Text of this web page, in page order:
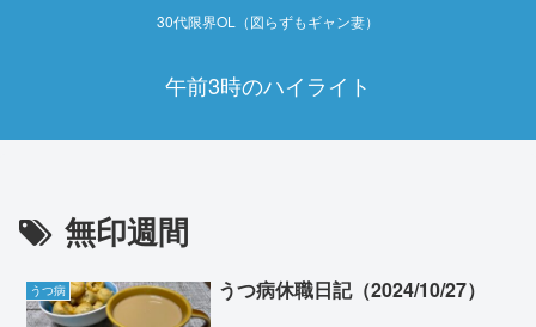
30代限界OL（図らずもギャン妻）
午前3時のハイライト
無印週間
うつ病 うつ病休職日記（2024/10/27）